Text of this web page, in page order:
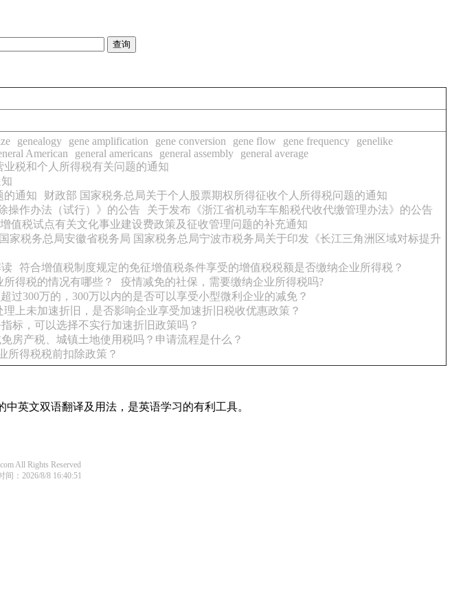
genealogy gene amplification gene conversion gene flow gene frequency
genelike
American general americans general assembly
general average
税和个人所得税有关问题的通知
的通知
财政部 国家税务总局关于个人股票期权所得征收个人所得税问题的通知
操作办法（试行）》的公告
关于发布《浙江省机动车车船税代收代缴管理办法》的公告
值税试点有关文化事业建设费政策及征收管理问题的补充通知
税务总局安徽省税务局 国家税务总局宁波市税务局关于印发《长江三角洲区域对标提升
符合增值税制度规定的免征增值税条件享受的增值税税额是否缴纳企业所得税？
所得税的情况有哪些？
疫情减免的社保，需要缴纳企业所得税吗?
过300万的，300万以内的是否可以享受小型微利企业的减免？
理上未加速折旧，是否影响企业享受加速折旧税收优惠政策？
标，可以选择不实行加速折旧政策吗？
房产税、城镇土地使用税吗？申请流程是什么？
所得税税前扣除政策？
英文双语翻译及用法，是英语学习的有利工具。
All Rights Reserved
间：2026/8/8 16:40:51